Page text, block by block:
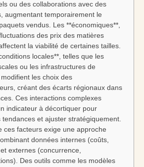
ou des collaborations avec des
augmentant temporairement le
vendus. Les **économiques**,
des prix des matières
la viabilité de certaines tailles.
locales**, telles que les
ou les infrastructures de
les choix des
créant des écarts régionaux dans
Ces interactions complexes
indicateur à décortiquer pour
tendances et ajuster stratégiquement.
ces facteurs exige une approche
données internes (coûts,
externes (concurrence,
Des outils comme les modèles